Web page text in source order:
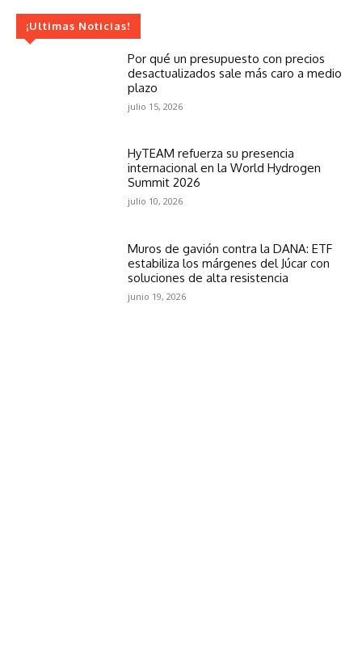
¡Ultimas Noticias!
Por qué un presupuesto con precios
desactualizados sale más caro a medio
plazo
julio 15, 2026
HyTEAM refuerza su presencia
internacional en la World Hydrogen
Summit 2026
julio 10, 2026
Muros de gavión contra la DANA: ETF
estabiliza los márgenes del Júcar con
soluciones de alta resistencia
junio 19, 2026